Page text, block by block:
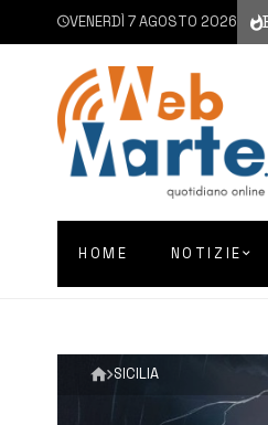
VENERDÌ 7 AGOSTO 2026
7
HOME NOTIZIE
SICILIA